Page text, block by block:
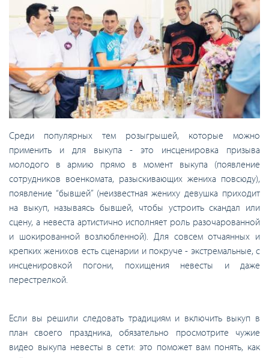
Среди популярных тем розыгрышей, которые можно
применить и для выкупа - это инсценировка призыва
молодого в армию прямо в момент выкупа (появление
сотрудников военкомата, разыскивающих жениха повсюду),
появление “бывшей” (неизвестная жениху девушка приходит
на выкуп, называясь бывшей, чтобы устроить скандал или
сцену, а невеста артистично исполняет роль разочарованной
и шокированной возлюбленной). Для совсем отчаянных и
крепких женихов есть сценарии и покруче - экстремальные, с
инсценировкой погони, похищения невесты и даже
перестрелкой.
Если вы решили следовать традициям и включить выкуп в
план своего праздника, обязательно просмотрите чужие
видео выкупа невесты в сети: это поможет вам понять, как